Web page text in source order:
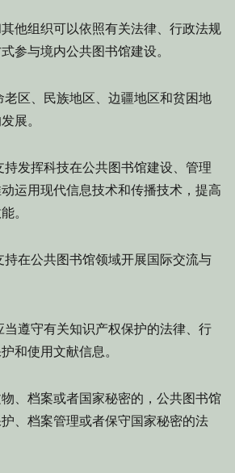
他组织可以依照有关法律、行政法规
参与境内公共图书馆建设。
老区、民族地区、边疆地区和贫困地
展。
持发挥科技在公共图书馆建设、管理
运用现代信息技术和传播技术，提高
。
持在公共图书馆领域开展国际交流与
当遵守有关知识产权保护的法律、行
和使用文献信息。
、档案或者国家秘密的，公共图书馆
、档案管理或者保守国家秘密的法